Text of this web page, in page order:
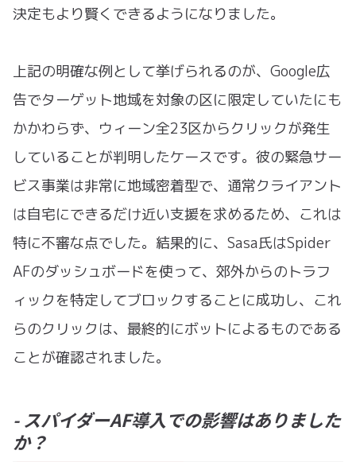
決定もより賢くできるようになりました。
上記の明確な例として挙げられるのが、Google広
告でターゲット地域を対象の区に限定していたにも
かかわらず、ウィーン全23区からクリックが発生
していることが判明したケースです。彼の緊急サー
ビス事業は非常に地域密着型で、通常クライアント
は自宅にできるだけ近い支援を求めるため、これは
特に不審な点でした。結果的に、Sasa氏はSpider
AFのダッシュボードを使って、郊外からのトラフ
ィックを特定してブロックすることに成功し、これ
らのクリックは、最終的にボットによるものである
ことが確認されました。
- スパイダーAF導入での影響はありました
か？